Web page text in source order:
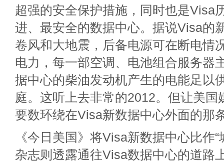
超强的安全保护措施，同时也是Visa
进、最安全的数据中心。据说Visa的
卷风和大地震，后备电源可在断电情
电力，每一部空调、电池组合服务器
据中心的柴油发动机产生的电能足以
庭。这听上去非常的2012。但让美国
要数环绕在Visa新数据中心外面的那
《今日美国》将Visa新数据中心比作
杂志则透露通往Visa数据中心的道路